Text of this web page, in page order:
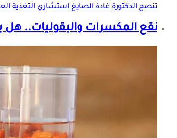
تنصح الدكتورة غادة الصايغ استشاري التغذية
نقع المكسرات والبقوليات..